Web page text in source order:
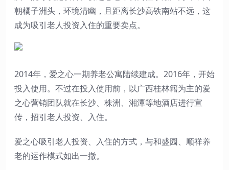
朝橘子洲头，环境清幽，且距离长沙高铁南站不远，这
成为吸引老人投资入住的重要卖点。
2014年，爱之心一期养老公寓陆续建成。2016年，开始
投入使用。不过在投入使用前，以广西桂林籍为主的爱
之心营销团队就在长沙、株洲、湘潭等地酒店进行宣
传，招引老人投资、入住。
爱之心吸引老人投资、入住的方式，与和盛园、顺祥养
老的运作模式如出一撤。